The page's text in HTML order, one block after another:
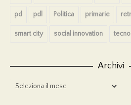
pd pdl Politica primarie
smart city social innovation
Archivi
Archivi